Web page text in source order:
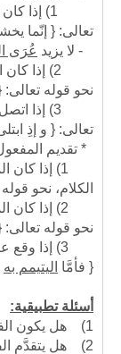
1) إذا
تعالى: { إنّما
- لا يزيد عُرَى
2) إذا
نحو قوله
3) إذا
تعالى: { و إذِ
* تقديم
1) إذا كان
الكلام، نحو
2) إذا كان
نحو قوله تعالى:
3) إذا وقع
{ فأمَّا اليتيمم به
أسئلة تطبيقية:
1)
هل يكون
2)
هل يتقدَّم